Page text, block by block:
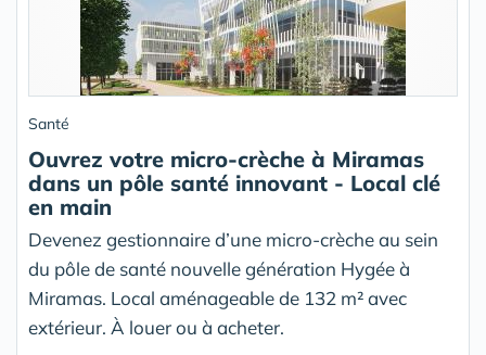
Santé
Ouvrez votre micro-crèche à Miramas
dans un pôle santé innovant - Local clé
en main
Devenez gestionnaire d’une micro-crèche au sein
du pôle de santé nouvelle génération Hygée à
Miramas. Local aménageable de 132 m² avec
extérieur. À louer ou à acheter.